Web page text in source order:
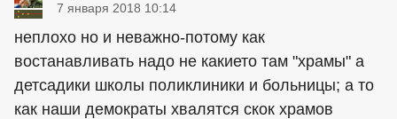
7 января 2018 10:14
неплохо но и неважно-потому как
востанавливать надо не какието там "храмы" а
детсадики школы поликлиники и больницы; а то
как наши демократы хвалятся скок храмов